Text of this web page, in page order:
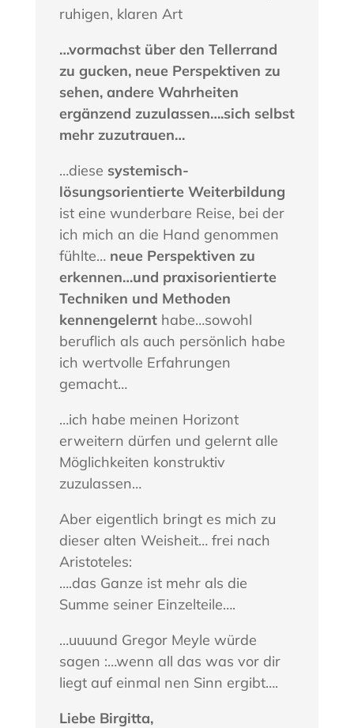
ruhigen, klaren Art
…vormachst über den Tellerrand
zu gucken, neue Perspektiven zu
sehen, andere Wahrheiten
ergänzend zuzulassen….sich selbst
mehr zuzutrauen…
…diese systemisch-
lösungsorientierte Weiterbildung
ist eine wunderbare Reise, bei der
ich mich an die Hand genommen
fühlte… neue Perspektiven zu
erkennen…und praxisorientierte
Techniken und Methoden
kennengelernthabe…sowohl
beruflich als auch persönlich habe
ich wertvolle Erfahrungen
gemacht…
…ich habe meinen Horizont
erweitern dürfen und gelernt alle
Möglichkeiten konstruktiv
zuzulassen…
Aber eigentlich bringt es mich zu
dieser alten Weisheit… frei nach
Aristoteles:
….das Ganze ist mehr als die
Summe seiner Einzelteile….
…uuuund Gregor Meyle würde
sagen :…wenn all das was vor dir
liegt auf einmal nen Sinn ergibt….
Liebe Birgitta,